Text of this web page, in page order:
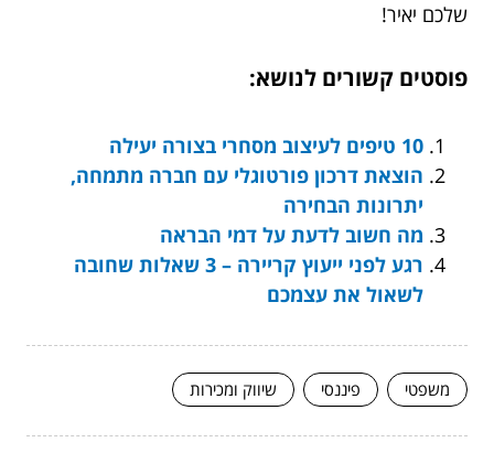
שלכם יאיר!
פוסטים קשורים לנושא:
10 טיפים לעיצוב מסחרי בצורה יעילה
הוצאת דרכון פורטוגלי עם חברה מתמחה,
יתרונות הבחירה
מה חשוב לדעת על דמי הבראה
רגע לפני ייעוץ קריירה – 3 שאלות שחובה
לשאול את עצמכם
משפטי פיננסי שיווק ומכירות